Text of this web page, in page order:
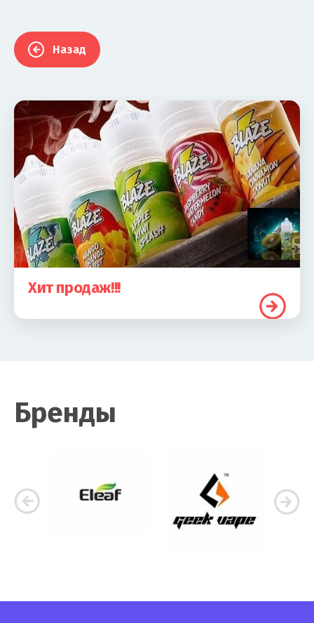
Назад
Хит продаж!!!
Бренды